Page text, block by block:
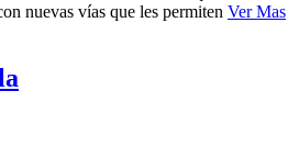
nuevas vías que les permiten Ver Mas